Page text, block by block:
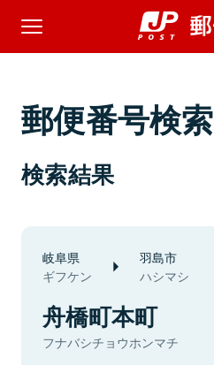
郵便番号検索
検索結果
岐阜県
ギフケン
羽島市
ハシマシ
舟橋町本町
フナバシチョウホンマチ